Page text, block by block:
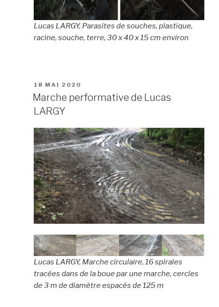
Lucas LARGY, Parasites de souches, plastique,
racine, souche, terre, 30 x 40 x 15 cm environ
PUBLIÉ
LE
18 MAI 2020
Marche performative de Lucas
LARGY
Lucas LARGY, Marche circulaire, 16 spirales
tracées dans de la boue par une marche, cercles
de 3 m de diamètre espacés de 125 m